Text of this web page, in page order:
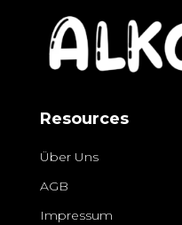
Resources
Über Uns
AGB
Impressum